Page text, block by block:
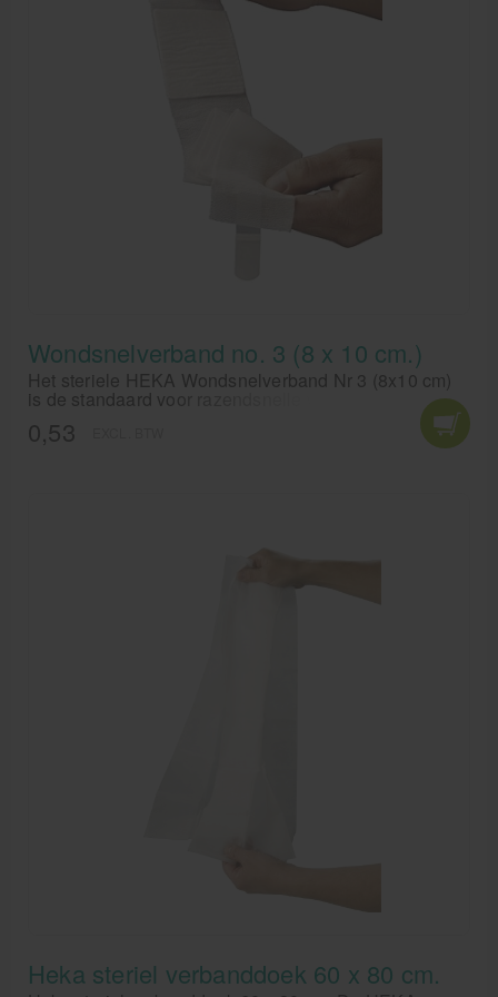
Wondsnelverband no. 3 (8 x 10 cm.)
Het steriele HEKA Wondsnelverband Nr 3 (8x10 cm)
is de standaard voor razendsnelle wondverzorging. Dit
elastische snelverband met niet-verklevend kompres
stelpt bloedingen direct. Onmisbaar voor
fysiotherapeuten, sportverzorgers en EHBO-koffers bij
0,53
Heka steriel verbanddoek 60 x 80 cm.